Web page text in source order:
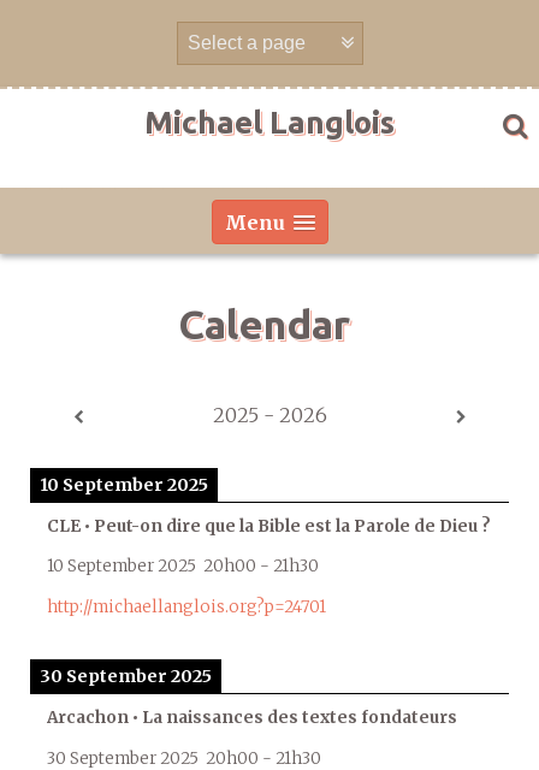
Michael Langlois
Menu
Calendar
2025 - 2026
10 September 2025
CLE • Peut-on dire que la Bible est la Parole de Dieu ?
10 September 2025 20h00 - 21h30
http://michaellanglois.org?p=24701
30 September 2025
Arcachon • La naissances des textes fondateurs
30 September 2025 20h00 - 21h30